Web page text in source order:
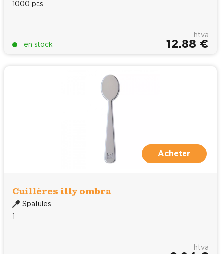
1000 pcs
en stock
htva
12.88 €
Acheter
Cuillères illy ombra
Spatules
1
htva